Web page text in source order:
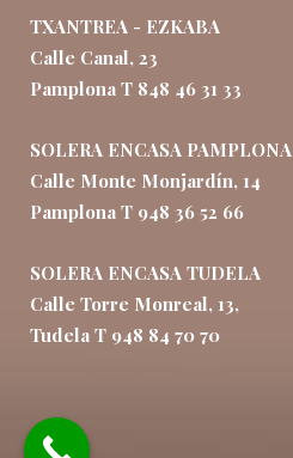
TXANTREA - EZKABA
Calle Canal, 23
Pamplona T 848 46 31 33
SOLERA ENCASA PAMPLONA
Calle Monte Monjardín, 14
Pamplona T 948 36 52 66
SOLERA ENCASA TUDELA
Calle Torre Monreal, 13,
Tudela T 948 84 70 70